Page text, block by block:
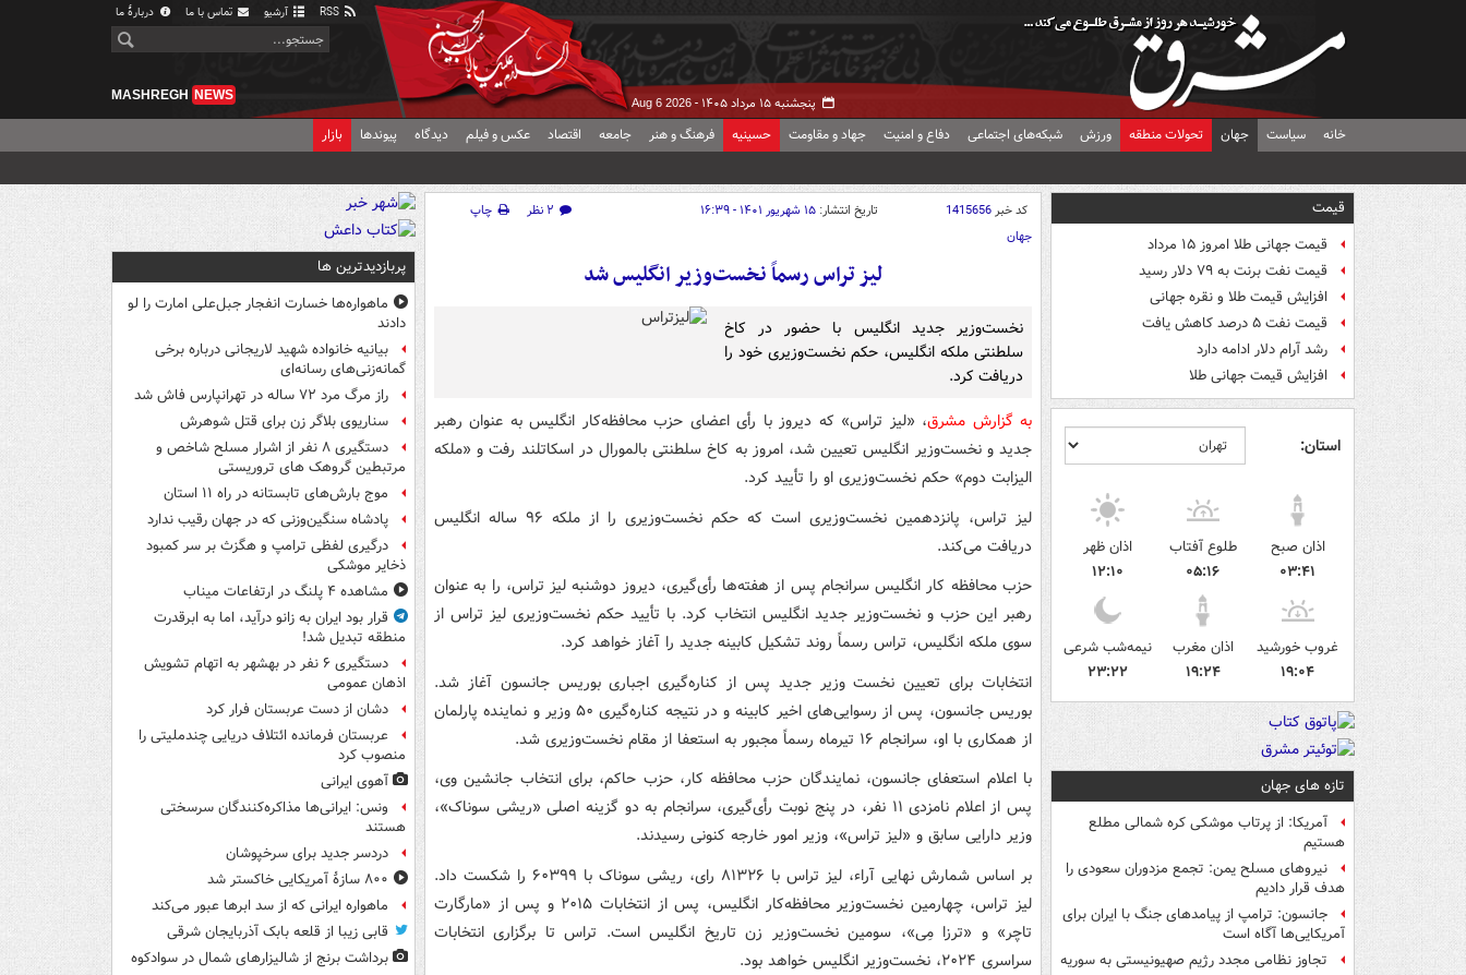
آرشیو تماس با ما دربارهٔ ما
پنجشنبه ۱۵ مرداد ۱۴۰۵ - Aug 6 2026
MASHREGH NEWS
خانه سیاست جهان تحولات منطقه ورزش شبکه‌های اجتماعی دفاع و امنیت جهاد و مقاومت حسینیه فرهنگ و هنر جامعه اقتصاد عکس و فیلم دیدگاه پیوندها بازار
قیمت
قیمت جهانی طلا امروز ۱۵ مرداد
قیمت نفت برنت به ۷۹ دلار رسید
افزایش قیمت طلا و نقره جهانی
قیمت نفت ۵ درصد کاهش یافت
رشد آرام دلار ادامه دارد
افزایش قیمت جهانی طلا
استان:
اذان صبح
۰۳:۴۱
طلوع آفتاب
۰۵:۱۶
اذان ظهر
۱۲:۱۰
غروب خورشید
۱۹:۰۴
اذان مغرب
۱۹:۲۴
نیمه‌شب شرعی
۲۳:۲۲
تازه های جهان
آمریکا: از پرتاب موشکی کره شمالی مطلع
هستیم
نیروهای مسلح یمن: تجمع مزدوران سعودی را
هدف قرار دادیم
جانسون: ترامپ از پیامدهای جنگ با ایران برای
آمریکایی‌ها آگاه است
تجاوز نظامی مجدد رژیم صهیونیستی به سوریه
کد خبر1415656 تاریخ انتشار: ۱۵ شهریور ۱۴۰۱ - ۱۶:۳۹ ۲ نظر
چاپ
جهان
لیز تراس رسماً نخست‌وزیر انگلیس شد
نخست‌وزیر جدید انگلیس با حضور در کاخ
سلطنتی ملکه انگلیس، حکم نخست‌وزیری خود را
دریافت کرد.
به گزارش مشرق، «لیز تراس» که دیروز با رأی اعضای حزب محافظه‌کار انگلیس به عنوان رهبر
جدید و نخست‌وزیر انگلیس تعیین شد، امروز به کاخ سلطنتی بالمورال در اسکاتلند رفت و «ملکه
الیزابت دوم» حکم نخست‌وزیری او را تأیید کرد.
لیز تراس، پانزدهمین نخست‌وزیری است که حکم نخست‌وزیری را از ملکه ۹۶ ساله انگلیس
دریافت می‌کند.
حزب محافظه کار انگلیس سرانجام پس از هفته‌ها رأی‌گیری، دیروز دوشنبه لیز تراس، را به عنوان
رهبر این حزب و نخست‌وزیر جدید انگلیس انتخاب کرد. با تأیید حکم نخست‌وزیری لیز تراس از
سوی ملکه انگلیس، تراس رسماً روند تشکیل کابینه جدید را آغاز خواهد کرد.
انتخابات برای تعیین نخست وزیر جدید پس از کناره‌گیری اجباری بوریس جانسون آغاز شد.
بوریس جانسون، پس از رسوایی‌های اخیر کابینه و در نتیجه کناره‌گیری ۵۰ وزیر و نماینده پارلمان
از همکاری با او، سرانجام ۱۶ تیرماه رسماً مجبور به استعفا از مقام نخست‌وزیری شد.
با اعلام استعفای جانسون، نمایندگان حزب محافظه کار، حزب حاکم، برای انتخاب جانشین وی،
پس از اعلام نامزدی ۱۱ نفر، در پنج نوبت رأی‌گیری، سرانجام به دو گزینه اصلی «ریشی سوناک»،
وزیر دارایی سابق و «لیز تراس»، وزیر امور خارجه کنونی رسیدند.
بر اساس شمارش نهایی آراء، لیز تراس با ۸۱۳۲۶ رای، ریشی سوناک با ۶۰۳۹۹ را شکست داد.
لیز تراس، چهارمین نخست‌وزیر محافظه‌کار انگلیس، پس از انتخابات ۲۰۱۵ و پس از «مارگارت
تاچر» و «ترزا مِی»، سومین نخست‌وزیر زن تاریخ انگلیس است. تراس تا برگزاری انتخابات
سراسری ۲۰۲۴، نخست‌وزیر انگلیس خواهد بود.
پربازدیدترین ها
ماهواره‌ها خسارت انفجار جبل‌علی امارت را لو
دادند
بیانیه خانواده شهید لاریجانی درباره برخی
گمانه‌زنی‌های رسانه‌ای
راز مرگ مرد ۷۲ ساله در تهرانپارس فاش شد
سناریوی بلاگر زن برای قتل شوهرش
دستگیری ۸ نفر از اشرار مسلح شاخص و
مرتبطین گروهک های تروریستی
موج بارش‌های تابستانه در راه ۱۱ استان
پادشاه سنگین‌وزنی که در جهان رقیب ندارد
درگیری لفظی ترامپ و هگزث بر سر کمبود
ذخایر موشکی
مشاهده ۴ پلنگ در ارتفاعات میناب
قرار بود ایران به زانو درآید، اما به ابرقدرت
منطقه تبدیل شد!
دستگیری ۶ نفر در بهشهر به اتهام تشویش
اذهان عمومی
دشان از دست عربستان فرار کرد
عربستان فرمانده ائتلاف دریایی چندملیتی را
منصوب کرد
آهوی ایرانی
ونس: ایرانی‌ها مذاکره‌کنندگان سرسختی
هستند
دردسر جدید برای سرخپوشان
۸۰۰ سازۀ آمریکایی خاکستر شد
ماهواره ایرانی که از سد ابرها عبور می‌کند
قابی زیبا از قلعه بابک آذربایجان شرقی
برداشت برنج از شالیزارهای شمال در سوادکوه